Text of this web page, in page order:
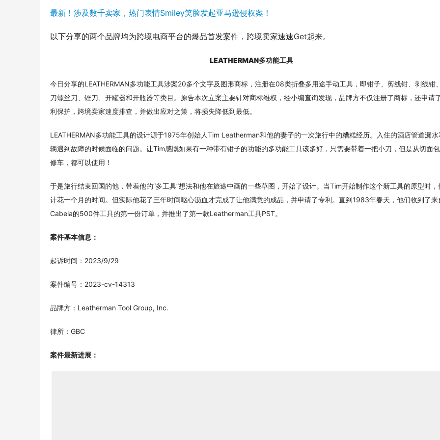
最新！涉及数千卖家，热门表情Smiley笑脸发起亚马逊侵权案！
以下分享的两个品牌均为跨境电商平台的爆品首发案件，跨境卖家速速Get起来。
LEATHERMAN多功能工具
今日分享的LEATHERMAN多功能工具涉案20多个文字及图形商标，注册在08类折叠多用途手动工具，即钳子、剪线钳、剥线钳
刀螺丝刀、锉刀、开罐器和开瓶器等类目。原告本次立案主要针对商标维权，经小编查询发现，品牌方不仅注册了商标，还申请
利保护，跨境卖家速度排查，并做出应对之策，将损失降低到最低。
LEATHERMAN多功能工具的设计源于1975年创始人Tim Leatherman和他的妻子的一次旅行中的糟糕经历。入住的酒店管道漏
辆遇到故障的时候面临的问题。让Tim感慨如果有一种带有钳子的功能的多功能工具该多好，只需要带着一把小刀，但是从切面
修车，都可以使用！
于是旅行结束回国的他，带着他的“多工具”想法和他在旅途中画的一些草图，开始了设计。当Tim开始制作这个新工具的原型时，
计花一个月的时间。但实际他花了三年时间呕心沥血才完成了让他满意的成品，并申请了专利。直到1983年春天，他们收到了来
Cabela的500件工具的第一份订单，并推出了第一款Leatherman工具PST。
案件基本信息：
起诉时间：2023/9/29
案件编号：2023-cv-14313
品牌方：Leatherman Tool Group, Inc.
律所：GBC
案件最新进展：